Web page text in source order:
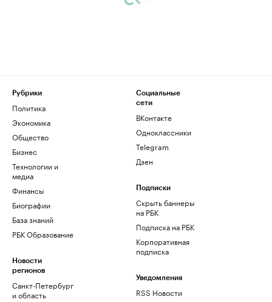
Рубрики
Политика
Экономика
Общество
Бизнес
Технологии и
медиа
Финансы
Биографии
База знаний
РБК Образование
Новости
регионов
Санкт-Петербург
и область
Социальные
сети
ВКонтакте
Одноклассники
Telegram
Дзен
Подписки
Скрыть баннеры
на РБК
Подписка на РБК
Корпоративная
подписка
Уведомления
RSS Новости